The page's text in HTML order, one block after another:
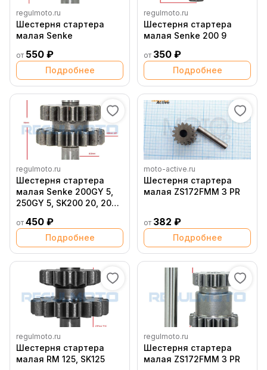
regulmoto.ru
Шестерня стартера
малая Senke
от 550 ₽
Подробнее
regulmoto.ru
Шестерня стартера
малая Senke 200 9
от 350 ₽
Подробнее
regulmoto.ru
Шестерня стартера
малая Senke 200GY 5,
250GY 5, SK200 20, 200
от 450 ₽
Подробнее
moto-active.ru
Шестерня стартера
малая ZS172FMM 3 PR
от 382 ₽
Подробнее
regulmoto.ru
Шестерня стартера
малая RM 125, SK125
regulmoto.ru
Шестерня стартера
малая ZS172FMM 3 PR